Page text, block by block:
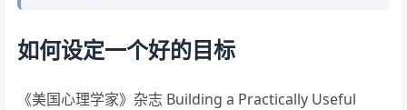
如何设定一个好的目标
《美国心理学家》杂志 Building a Practically Useful